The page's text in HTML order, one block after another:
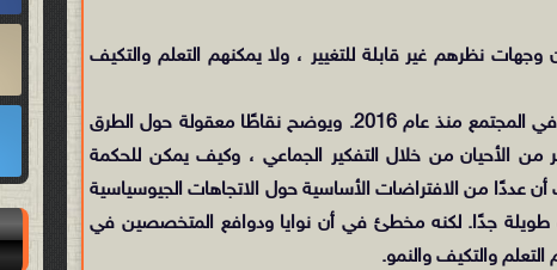
نظرهم غير قابلة للتغيير ، ولا يمكنهم التعلم والتكيف
تسبب تكليف والت بسوء النية تجاه Blob في فقدانه لعنصر التغيير في المجتمع منذ عام 2016. ويوضح نقاطًا معقولة حول الطرق
الأحيان من خلال التفكير الجماعي ، وكيف يمكن للحكمة
عددًا من الافتراضات الأساسية حول الاتجاهات الجيوسياسية
طويلة جدًا. لكنه مخطئ في أن نوايا ودوافع المتخصصين في
والتكيف والنمو.